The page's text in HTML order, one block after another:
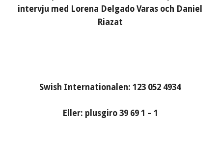
intervju med Lorena Delgado Varas och Daniel
Riazat
Swish Internationalen: 123 052 4934
Eller: plusgiro 39 69 1 – 1